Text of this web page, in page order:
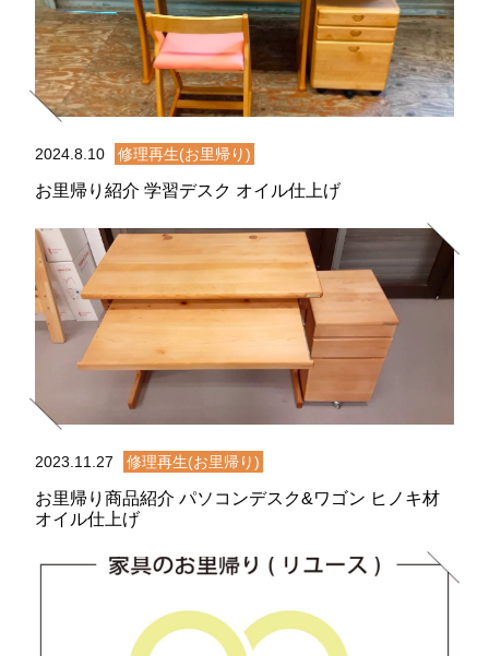
2024.8.10 修理再生(お里帰り)
お里帰り紹介 学習デスク オイル仕上げ
2023.11.27 修理再生(お里帰り)
お里帰り商品紹介 パソコンデスク&ワゴン ヒノキ材
オイル仕上げ